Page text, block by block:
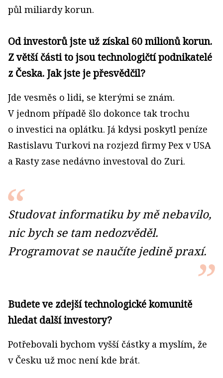
půl miliardy korun.
Od investorů jste už získal 60 milionů korun.
Z větší části to jsou technologičtí podnikatelé
z Česka. Jak jste je přesvědčil?
Jde vesměs o lidi, se kterými se znám.
V jednom případě šlo dokonce tak trochu
o investici na oplátku. Já kdysi poskytl peníze
Rastislavu Turkovi na rozjezd firmy Pex v USA
a Rasty zase nedávno investoval do Zuri.
Studovat informatiku by mě nebavilo,
nic bych se tam nedozvěděl.
Programovat se naučíte jedině praxí.
Budete ve zdejší technologické komunitě
hledat další investory?
Potřebovali bychom vyšší částky a myslím, že
v Česku už moc není kde brát.